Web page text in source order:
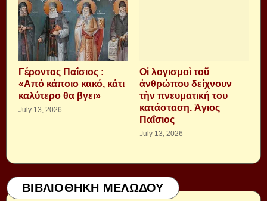
Γέροντας Παΐσιος :
«Από κάποιο κακό, κάτι
καλύτερο θα βγει»
July 13, 2026
Οἱ λογισμοὶ τοῦ
ἀνθρώπου δείχνουν
τὴν πνευματική του
κατάσταση. Ἁγιος
Παΐσιος
July 13, 2026
ΒΙΒΛΙΟΘΗΚΗ ΜΕΛΩΔΟΥ